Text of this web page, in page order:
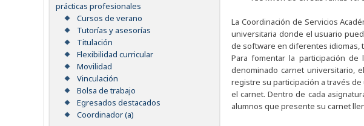
prácticas profesionales
Cursos de verano
Tutorías y asesorías
Titulación
Flexibilidad curricular
Movilidad
Vinculación
Bolsa de trabajo
Egresados destacados
Coordinador (a)
La Coordinación de Servicios
universitaria donde el usuario
de software en diferentes idiomas,
Para fomentar la participación
denominado carnet universitario,
registre su participación a través
el carnet. Dentro de cada
alumnos que presente su carnet